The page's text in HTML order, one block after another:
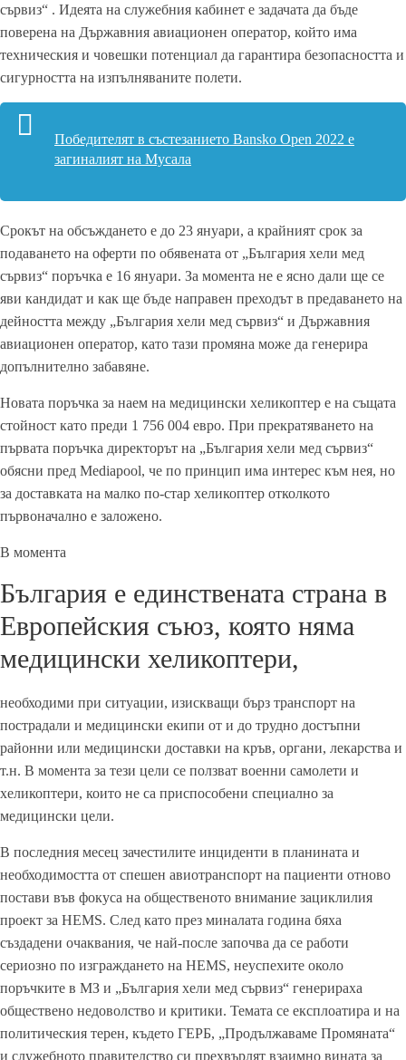
сървиз“ . Идеята на служебния кабинет е задачата да бъде
поверена на Държавния авиационен оператор, който има
техническия и човешки потенциал да гарантира безопасността и
сигурността на изпълняваните полети.
Победителят в състезанието Bansko Open 2022 е
загиналият на Мусала
Срокът на обсъждането е до 23 януари, а крайният срок за
подаването на оферти по обявената от „България хели мед
сървиз“ поръчка е 16 януари. За момента не е ясно дали ще се
яви кандидат и как ще бъде направен преходът в предаването на
дейността между „България хели мед сървиз“ и Държавния
авиационен оператор, като тази промяна може да генерира
допълнително забавяне.
Новата поръчка за наем на медицински хеликоптер е на същата
стойност като преди 1 756 004 евро. При прекратяването на
първата поръчка директорът на „България хели мед сървиз“
обясни пред Mediapool, че по принцип има интерес към нея, но
за доставката на малко по-стар хеликоптер отколкото
първоначално е заложено.
В момента
България е единствената страна в
Европейския съюз, която няма
медицински хеликоптери,
необходими при ситуации, изискващи бърз транспорт на
пострадали и медицински екипи от и до трудно достъпни
районни или медицински доставки на кръв, органи, лекарства и
т.н. В момента за тези цели се ползват военни самолети и
хеликоптери, които не са приспособени специално за
медицински цели.
В последния месец зачестилите инциденти в планината и
необходимостта от спешен авиотранспорт на пациенти отново
постави във фокуса на общественото внимание зациклилия
проект за HEMS. След като през миналата година бяха
създадени очаквания, че най-после започва да се работи
сериозно по изграждането на HEMS, неуспехите около
поръчките в МЗ и „България хели мед сървиз“ генерираха
обществено недоволство и критики. Темата се експлоатира и на
политическия терен, където ГЕРБ, „Продължаваме Промяната“
и служебното правителство си прехвърлят взаимно вината за